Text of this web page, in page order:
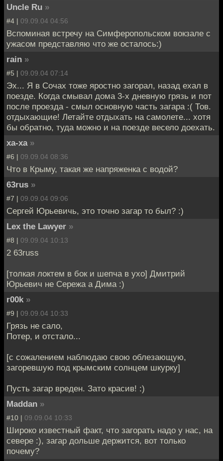
Uncle Ru »
#4 | 09.09.04 04:56
Вспоминая встречу на Симферопольском вокзале с
ужасом представляю что же осталось:)
rain »
#5 | 09.09.04 07:14
Эх... Я в Сочах тоже яростно загорал, назад ехал в
поезде. Когда смывал дома 3-х дневную грязь и пот
после проезда - смыл основную часть загара :( Тов.
отдыхающие! Летайте отдыхать на самолете... хотя
бы обратно, туда можно и на поезде весело доехать.
ха-ха »
#6 | 09.09.04 08:36
Что в Крыму, такая же напряженка с водой?
63rus »
#7 | 09.09.04 09:06
Сергей Юрьевичь, это точно загар то был? :)
Lex the Lawyer »
#8 | 09.09.04 10:13
2 63russ
[толкая локтем в бок и шепча в ухо] Дмитрий
Юрьевич не Сережа а Дима :)
r00k »
#9 | 09.09.04 10:33
Грязь не сало,
Потер, и отстало...
[с сожалением наблюдаю свою облезающую,
загоревшую под крымским солнцем шкурку]
Пусть загар вреден. Зато красив! :)
Maddan »
#10 | 09.09.04 10:33
Широко известный факт, что загорать надо у нас, на
севере :), загар дольше держится, вот только
почему?